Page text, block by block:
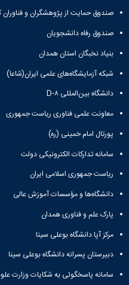
صندوق حمایت از پژوهشگران و
صندوق رفاه دانشجویان
بنیاد نخبگان استان همدان
شبکه آزمایشگاه‌های علمی ایران(شاعا)
دانشگاه بین‌المللی D-۸
معاونت علمی فناوری ریاست جمهوری
پورتال امام خمینی (ره)
سامانه تدارکات الکترونیکی دولت
ریاست جمهوری اسلامی ایران
دانشگاه‌ها و مؤسسات آموزش عالی
پارک علم و فناوری همدان
مرکز آپا دانشگاه بوعلی سینا
دبیرستان پسرانه دانشگاه بوعلی سینا
سامانه پاسخگوئی به شکایات وزارت